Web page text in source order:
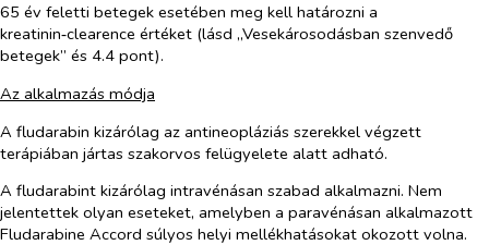
65 év feletti betegek esetében meg kell határozni a
kreatinin‑clearence értéket (lásd „Vesekárosodásban szenvedő
betegek” és 4.4 pont).
Az alkalmazás módja
A fludarabin kizárólag az antineopláziás szerekkel végzett
terápiában jártas szakorvos felügyelete alatt adható.
A fludarabint kizárólag intravénásan szabad alkalmazni. Nem
jelentettek olyan eseteket, amelyben a paravénásan alkalmazott
Fludarabine Accord súlyos helyi mellékhatásokat okozott volna.